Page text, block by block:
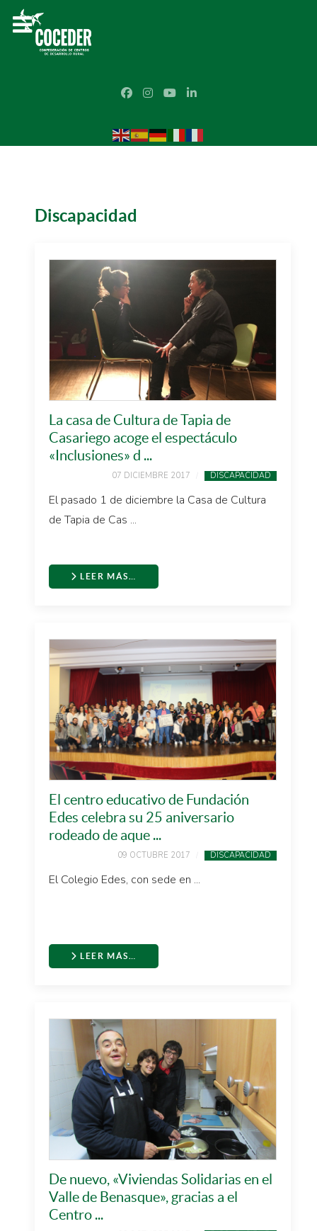
Discapacidad
La casa de Cultura de Tapia de
Casariego acoge el espectáculo
«Inclusiones» d ...
07 DICIEMBRE 2017 DISCAPACIDAD
El pasado 1 de diciembre la Casa de Cultura
de Tapia de Cas ...
LEER MÁS…
El centro educativo de Fundación
Edes celebra su 25 aniversario
rodeado de aque ...
09 OCTUBRE 2017 DISCAPACIDAD
El Colegio Edes, con sede en ...
LEER MÁS…
De nuevo, «Viviendas Solidarias en el
Valle de Benasque», gracias a el
Centro ...